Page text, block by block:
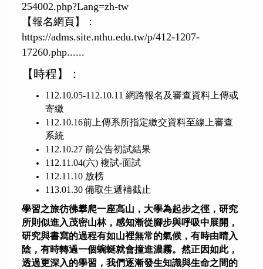
國際合作學校與單位
國際交流
歷年學術活動
歷年畢業生論文
學生作品
254002.php?Lang=zh-tw
【報名網頁】：
https://adms.site.nthu.edu.tw/p/412-1207-
17260.php......
【時程】：
112.10.05-112.10.11 網路報名及審查資料上傳或
寄繳
112.10.16前上傳系所指定繳交資料至線上審查
系統
112.10.27 前公告初試結果
112.11.04(六) 複試-面試
112.11.10 放榜
113.01.30 備取生遞補截止
學習之旅彷彿攀爬一座高山，大學為起步之徑，研究
所則似進入茂密山林，感知漸從腳步與呼吸中展開，
研究與書寫的過程有如山裡無常的氣候，有時由晴入
陰，有時轉過一個蜿蜒就會撞進濃霧。然正因如此，
透過更深入的學習，我們逐漸發生知識與生命之間的